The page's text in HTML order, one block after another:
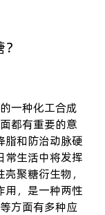
一种化工合成
都有重要的意
脂和防治动脉硬
常生活中将发挥
聚糖衍生物，
用，是一种两性
方面有多种应